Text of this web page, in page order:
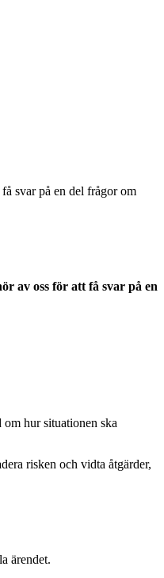
svar på en del frågor om
av oss för att få svar på en
hur situationen ska
risken och vidta åtgärder,
ärendet.